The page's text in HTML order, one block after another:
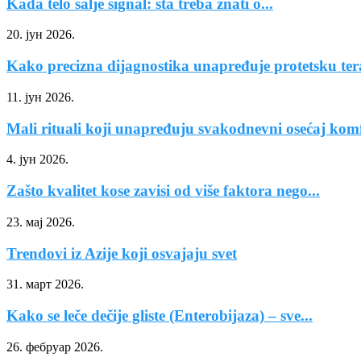
Kada telo šalje signal: šta treba znati o...
20. јун 2026.
Kako precizna dijagnostika unapređuje protetsku
11. јун 2026.
Mali rituali koji unapređuju svakodnevni osećaj
4. јун 2026.
Zašto kvalitet kose zavisi od više faktora nego...
23. мај 2026.
Trendovi iz Azije koji osvajaju svet
31. март 2026.
Kako se leče dečije gliste (Enterobijaza) – sve...
26. фебруар 2026.